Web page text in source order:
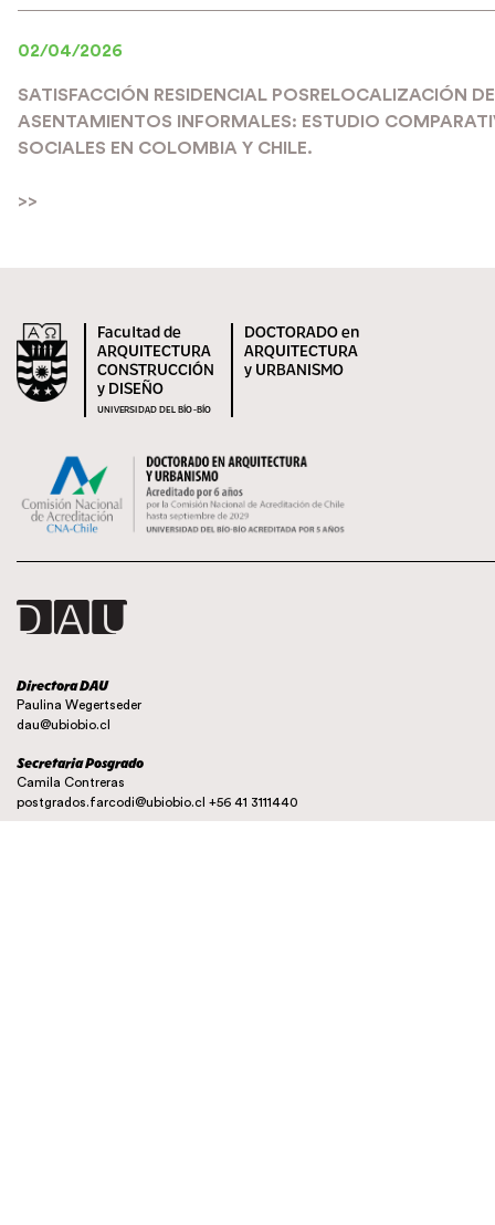
02/04/2026
SATISFACCIÓN RESIDENCIAL POSRELOCALIZACIÓN DE
ASENTAMIENTOS INFORMALES: ESTUDIO
SOCIALES EN COLOMBIA Y CHILE.
>>
Facultad de
ARQUITECTURA
CONSTRUCCIÓN
y DISEÑO
UNIVERSIDAD DEL BÍO-BÍO
DOCTORADO en
ARQUITECTURA
y URBANISMO
Directora DAU
Paulina Wegertseder
dau@ubiobio.cl
Secretaria Posgrado
Camila Contreras
postgrados.farcodi@ubiobio.cl +56 41 3111440